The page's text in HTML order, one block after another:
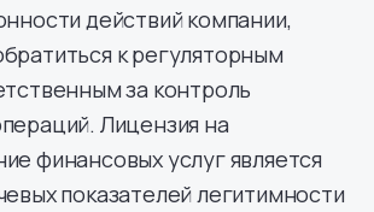
действий компании,
к регуляторным
за контроль
Лицензия на
финансовых услуг является
показателей легитимности